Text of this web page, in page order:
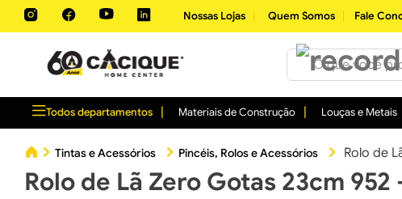
Nossas Lojas Quem Somos Fale
O que você
Todos departamentos Materiais de Construção Louças e Metais
Tintas e Acessórios Pincéis, Rolos e Acessórios Rolo de
Rolo de Lã Zero Gotas 23cm 952